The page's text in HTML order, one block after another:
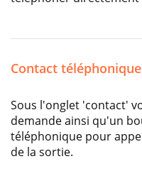
Contact téléphonique
Sous l'onglet 'contact'
demande ainsi qu'un
téléphonique pour
de la sortie.